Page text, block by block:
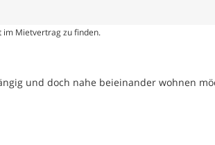
im Mietvertrag zu finden.
und doch nahe beieinander wohnen